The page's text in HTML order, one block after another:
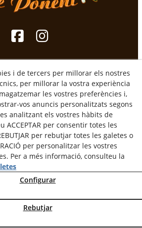
Política de Privacitat
i Condicions d'Ús
i de tercers per millorar els nostres
per millorar la vostra experiència
les vostres preferències i,
vos anuncis personalitzats segons
analitzant els vostres hàbits de
ACCEPTAR per consentir totes les
per rebutjar totes les galetes o
per personalitzar les vostres
Per a més informació, consulteu la
Configurar
Rebutjar